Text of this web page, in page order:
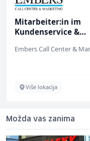
Mitarbeiter:in im
Kundenservice &
Više lokacija
Možda vas zanima